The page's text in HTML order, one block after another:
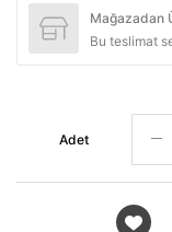
Mağazadan
Bu teslimat
Adet